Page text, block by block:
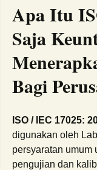
Apa Itu
Saja
Bagi
ISO / IEC 17025:
digunakan oleh
persyaratan umum
pengujian dan